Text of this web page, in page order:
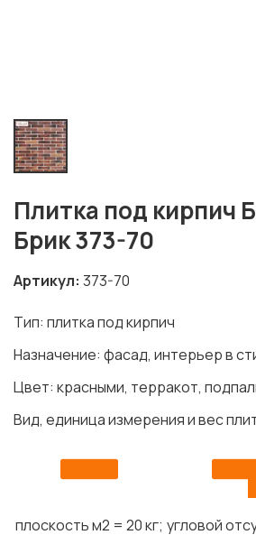
Плитка под кирпич
Брик 373-70
Артикул 373-70
Тип: плитка под кирпич
Назначение: фасад, интерьер в
Цвет: красными, терракот,
Вид, единица измерения и вес
плоскость м2 = 20 кг; угловой